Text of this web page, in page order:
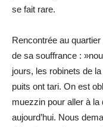
se fait rare.
Rencontrée au
de sa souffrance :
jours, les robinets de
puits ont tari. On est
muezzin pour aller à la
aujourd’hui. Nous